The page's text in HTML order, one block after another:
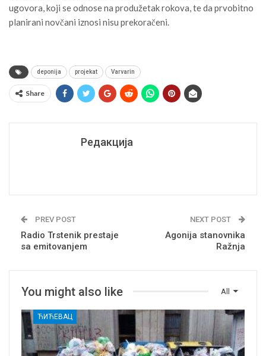
ugovora, koji se odnose na produžetak rokova, te da prvobitno
planirani novčani iznosi nisu prekoračeni.
deponija projekat Varvarin
Share
Редакција
PREV POST
Radio Trstenik prestaje
sa emitovanjem
NEXT POST
Agonija stanovnika
Ražnja
All
You might also like
ЋИЋЕВАЦ